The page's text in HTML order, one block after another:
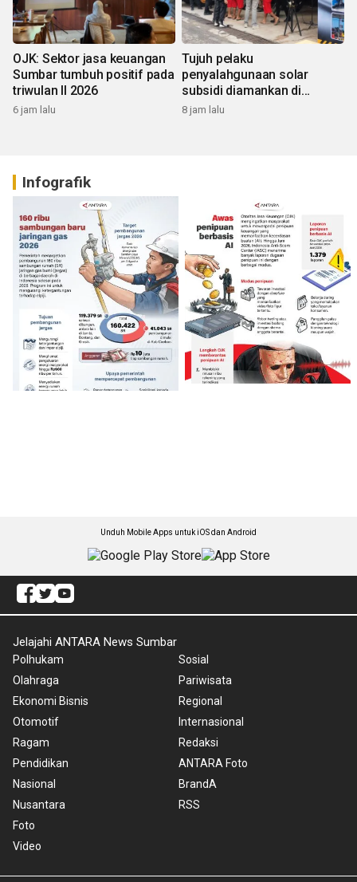
OJK: Sektor jasa keuangan
Sumbar tumbuh positif pada
triwulan II 2026
6 jam lalu
Tujuh pelaku
penyalahgunaan solar
subsidi diamankan di
Sumbar
8 jam lalu
Infografik
Unduh Mobile Apps untuk iOS dan Android
Jelajahi ANTARA News Sumbar
Polhukam
Olahraga
Ekonomi Bisnis
Otomotif
Ragam
Pendidikan
Nasional
Nusantara
Foto
Video
Sosial
Pariwisata
Regional
Internasional
Redaksi
ANTARA Foto
BrandA
RSS